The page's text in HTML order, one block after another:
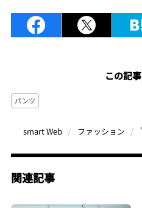
この記
パンツ
smart Web ファッション
関連記事